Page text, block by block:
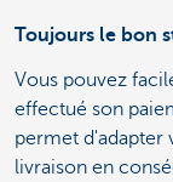
Toujours le bon
Vous pouvez
effectué son
permet d'adapter
livraison en